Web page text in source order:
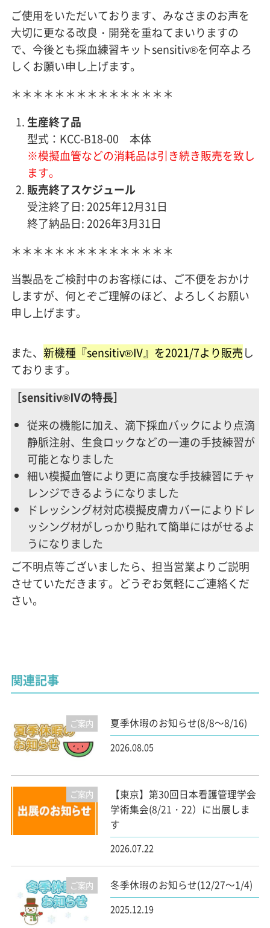
ご使用をいただいております、みなさまのお声を
大切に更なる改良・開発を重ねてまいりますの
で、今後とも採血練習キットsensitiv®を何卒よろ
しくお願い申し上げます。
＊＊＊＊＊＊＊＊＊＊＊＊＊＊＊
生産終了品
型式：KCC-B18-00 本体
※模擬血管などの消耗品は引き続き販売を致し
ます。
販売終了スケジュール
受注終了日: 2025年12月31日
終了納品日: 2026年3月31日
＊＊＊＊＊＊＊＊＊＊＊＊＊＊＊
当製品をご検討中のお客様には、ご不便をおかけ
しますが、何とぞご理解のほど、よろしくお願い
申し上げます。
また、 新機種『sensitiv®Ⅳ』を2021/7より販売し
ております。
［sensitiv®Ⅳの特長］
従来の機能に加え、滴下採血バックにより点滴
静脈注射、生食ロックなどの一連の手技練習が
可能となりました
細い模擬血管により更に高度な手技練習にチャ
レンジできるようになりました
ドレッシング材対応模擬皮膚カバーによりドレ
ッシング材がしっかり貼れて簡単にはがせるよ
うになりました
ご不明点等ございましたら、担当営業よりご説明
させていただきます。どうぞお気軽にご連絡くだ
さい。
関連記事
ご案内 夏季休暇のお知らせ(8/8～8/16)
2026.08.05
ご案内
【東京】第30回日本看護管理学会
学術集会(8/21・22）に出展しま
す
2026.07.22
ご案内 冬季休暇のお知らせ(12/27～1/4)
2025.12.19